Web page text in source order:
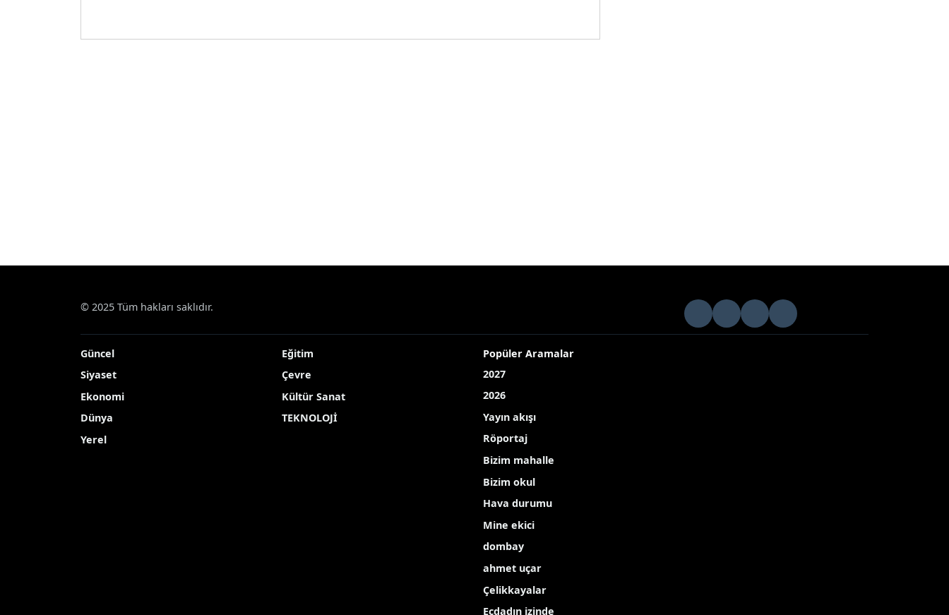
© 2025 Tüm hakları saklıdır.
Güncel
Siyaset
Ekonomi
Dünya
Yerel
Eğitim
Çevre
Kültür Sanat
TEKNOLOJİ
Popüler Aramalar
2027
2026
Yayın akışı
Röportaj
Bizim mahalle
Bizim okul
Hava durumu
Mine ekici
dombay
ahmet uçar
Çelikkayalar
Ecdadın izinde